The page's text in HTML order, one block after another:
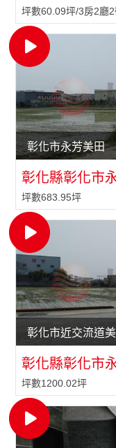
坪數60.09坪/3房2廳
彰化市永芳美田
彰化縣彰化市
坪數683.95坪
彰化市近交流道
彰化縣彰化市
坪數1200.02坪